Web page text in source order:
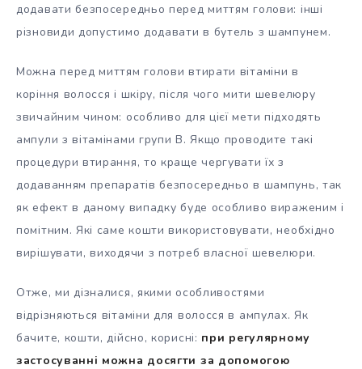
додавати безпосередньо перед миттям голови: інші
різновиди допустимо додавати в бутель з шампунем.
Можна перед миттям голови втирати вітаміни в
коріння волосся і шкіру, після чого мити шевелюру
звичайним чином: особливо для цієї мети підходять
ампули з вітамінами групи В. Якщо проводите такі
процедури втирання, то краще чергувати їх з
додаванням препаратів безпосередньо в шампунь, так
як ефект в даному випадку буде особливо вираженим і
помітним. Які саме кошти використовувати, необхідно
вирішувати, виходячи з потреб власної шевелюри.
Отже, ми дізналися, якими особливостями
відрізняються вітаміни для волосся в ампулах. Як
бачите, кошти, дійсно, корисні: при регулярному
застосуванні можна досягти за допомогою